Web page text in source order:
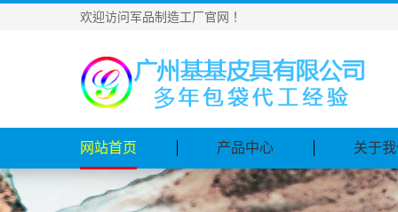
欢迎访问军品制造工厂官网！
网站首页 产品中心 关于